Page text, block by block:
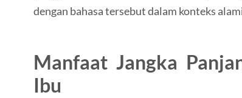
dengan bahasa tersebut dalam konteks
Manfaat Jangka
Ibu